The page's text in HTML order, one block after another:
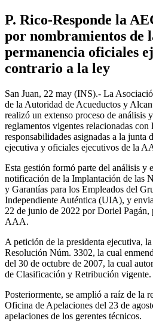
P. Rico-Responde la
por nombramientos de
permanencia oficiales
contrario a la ley
San Juan, 22 may (INS).- La
de la Autoridad de Acueductos y
realizó un extenso proceso de análisis
reglamentos vigentes relacionadas con
responsabilidades asignadas a la junta
ejecutiva y oficiales ejecutivos de la
Esta gestión formó parte del análisis y
notificación de la Implantación de las
y Garantías para los Empleados del
Independiente Auténtica (UIA), y
22 de junio de 2022 por Doriel Pagán,
AAA.
A petición de la presidenta ejecutiva,
Resolución Núm. 3302, la cual
del 30 de octubre de 2007, la cual
de Clasificación y Retribución vigente.
Posteriormente, se amplió a raíz de la
Oficina de Apelaciones del 23 de
apelaciones de los gerentes técnicos.